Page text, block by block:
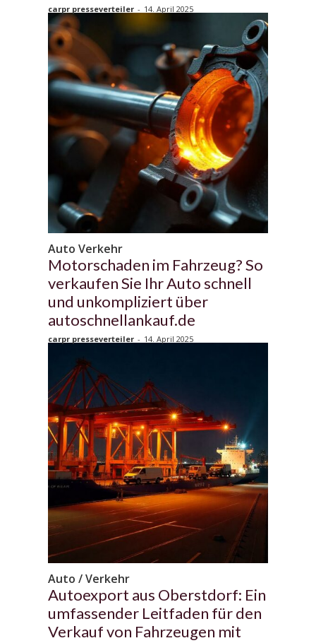
carpr presseverteiler - 14. April 2025
Auto Verkehr
Motorschaden im Fahrzeug? So
verkaufen Sie Ihr Auto schnell
und unkompliziert über
autoschnellankauf.de
carpr presseverteiler - 14. April 2025
Auto / Verkehr
Autoexport aus Oberstdorf: Ein
umfassender Leitfaden für den
Verkauf von Fahrzeugen mit